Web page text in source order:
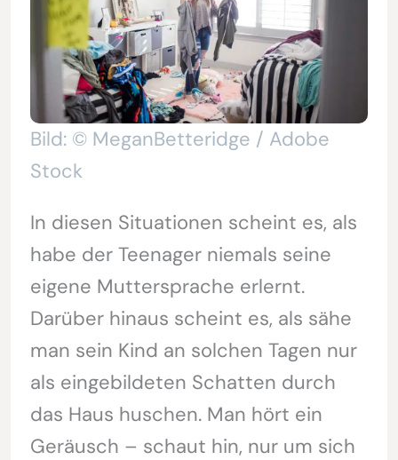
Bild: © MeganBetteridge / Adobe
Stock
In diesen Situationen scheint es, als
habe der Teenager niemals seine
eigene Muttersprache erlernt.
Darüber hinaus scheint es, als sähe
man sein Kind an solchen Tagen nur
als eingebildeten Schatten durch
das Haus huschen. Man hört ein
Geräusch – schaut hin, nur um sich